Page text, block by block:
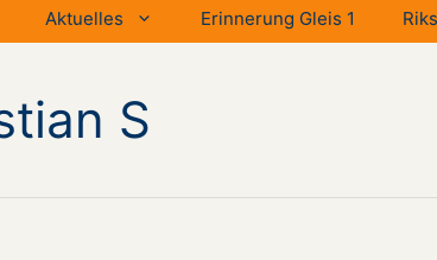
Aktuelles Erinnerung Gleis 1
S